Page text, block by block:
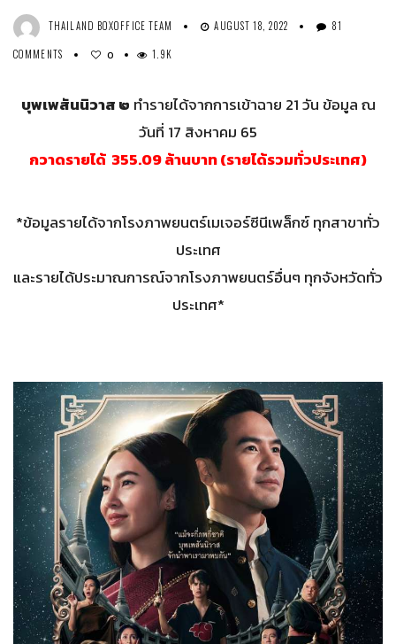
THAILAND BOXOFFICE TEAM AUGUST 18, 2022
81
COMMENTS
0 1.9K
บุพเพสันนิวาส ๒ ทำรายได้จากการเข้าฉาย 21 วัน ข้อมูล ณ
วันที่ 17 สิงหาคม 65
กวาดรายได้ 355.09 ล้านบาท (รายได้รวมทั่วประเทศ)
*ข้อมูลรายได้จากโรงภาพยนตร์เมเจอร์ซีนีเพล็กซ์ ทุกสาขาทั่ว
ประเทศ
และรายได้ประมาณการณ์จากโรงภาพยนตร์อื่นๆ ทุกจังหวัดทั่ว
ประเทศ*